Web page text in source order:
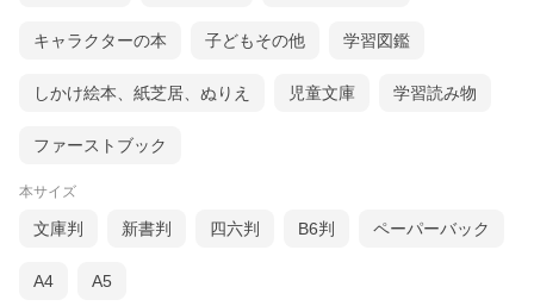
キャラクターの本 子どもその他 学習図鑑
しかけ絵本、紙芝居、ぬりえ 児童文庫 学習読み物
ファーストブック
本サイズ
文庫判 新書判 四六判 B6判 ペーパーバック
A4 A5